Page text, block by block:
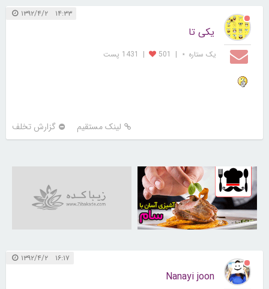
۱۴:۳۳ ۱۳۹۲/۴/۲
یکی تا
یک ستاره ⋆ |
501
| 1431 پست
لینک مستقیم گزارش تخلف
30251541
۱۶:۱۷ ۱۳۹۲/۴/۲
Nanayi joon